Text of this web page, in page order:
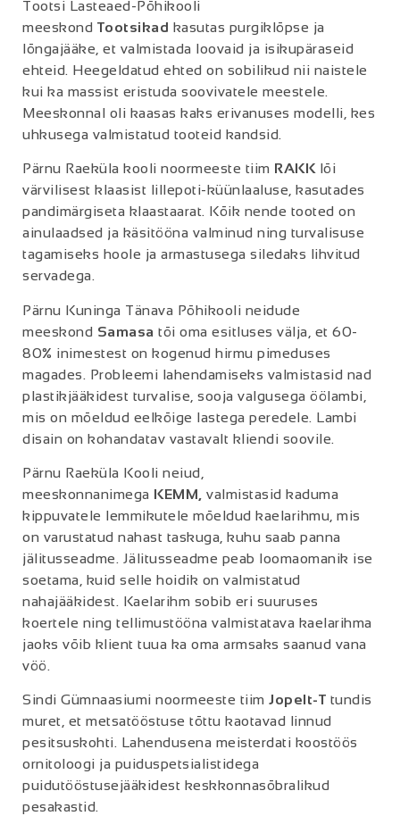
Tootsi Lasteaed-Põhikooli
meeskond Tootsikad kasutas purgiklõpse ja
lõngajääke, et valmistada loovaid ja isikupäraseid
ehteid. Heegeldatud ehted on sobilikud nii naistele
kui ka massist eristuda soovivatele meestele.
Meeskonnal oli kaasas kaks erivanuses modelli, kes
uhkusega valmistatud tooteid kandsid.
Pärnu Raeküla kooli noormeeste tiim RAKK lõi
värvilisest klaasist lillepoti-küünlaaluse, kasutades
pandimärgiseta klaastaarat. Kõik nende tooted on
ainulaadsed ja käsitööna valminud ning turvalisuse
tagamiseks hoole ja armastusega siledaks lihvitud
servadega.
Pärnu Kuninga Tänava Põhikooli neidude
meeskond Samasa tõi oma esitluses välja, et 60-
80% inimestest on kogenud hirmu pimeduses
magades. Probleemi lahendamiseks valmistasid nad
plastikjääkidest turvalise, sooja valgusega öölambi,
mis on mõeldud eelkõige lastega peredele. Lambi
disain on kohandatav vastavalt kliendi soovile.
Pärnu Raeküla Kooli neiud,
meeskonnanimega KEMM valmistasid kaduma
kippuvatele lemmikutele mõeldud kaelarihmu, mis
on varustatud nahast taskuga, kuhu saab panna
jälitusseadme. Jälitusseadme peab loomaomanik ise
soetama, kuid selle hoidik on valmistatud
nahajääkidest. Kaelarihm sobib eri suuruses
koertele ning tellimustööna valmistatava kaelarihma
jaoks võib klient tuua ka oma armsaks saanud vana
vöö.
Sindi Gümnaasiumi noormeeste tiim Jopelt-T tundis
muret, et metsatööstuse tõttu kaotavad linnud
pesitsuskohti. Lahendusena meisterdati koostöös
ornitoloogi ja puiduspetsialistidega
puidutööstusejääkidest keskkonnasõbralikud
pesakastid.